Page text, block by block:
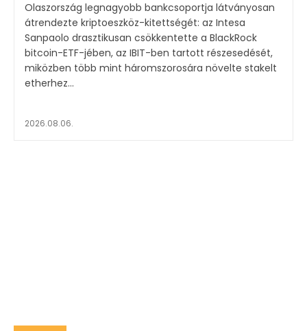
Olaszország legnagyobb bankcsoportja látványosan
átrendezte kriptoeszköz-kitettségét: az Intesa
Sanpaolo drasztikusan csökkentette a BlackRock
bitcoin-ETF-jében, az IBIT-ben tartott részesedését,
miközben több mint háromszorosára növelte stakelt
etherhez...
2026.08.06.